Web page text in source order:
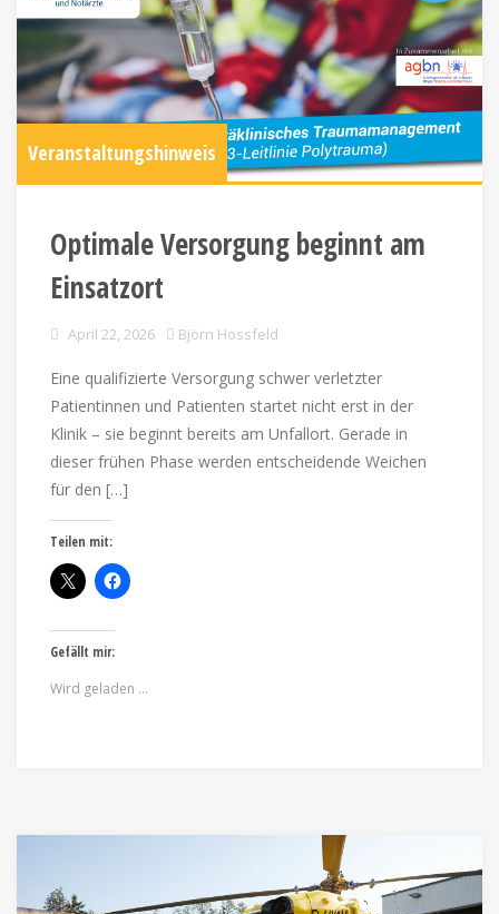
Veranstaltungshinweis
Optimale Versorgung beginnt am
Einsatzort
April 22, 2026 Björn Hossfeld
Eine qualifizierte Versorgung schwer verletzter
Patientinnen und Patienten startet nicht erst in der
Klinik – sie beginnt bereits am Unfallort. Gerade in
dieser frühen Phase werden entscheidende Weichen
für den […]
Teilen mit:
Gefällt mir:
Wird geladen …